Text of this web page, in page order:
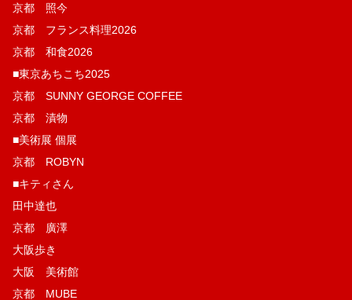
京都 照今
京都 フランス料理2026
京都 和食2026
■東京あちこち2025
京都 SUNNY GEORGE COFFEE
京都 漬物
■美術展 個展
京都 ROBYN
■キティさん
田中達也
京都 廣澤
大阪歩き
大阪 美術館
京都 MUBE